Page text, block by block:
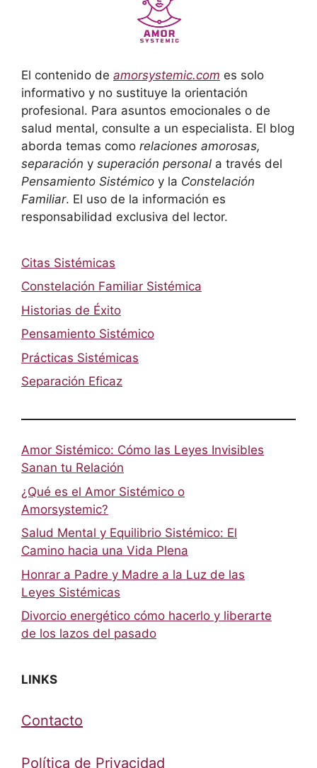
El contenido de amorsystemic.com es solo
informativo y no sustituye la orientación
profesional. Para asuntos emocionales o de
salud mental, consulte a un especialista. El blog
aborda temas como relaciones amorosas,
separación y superación personal a través del
Pensamiento Sistémico y la Constelación
Familiar. El uso de la información es
responsabilidad exclusiva del lector.
Citas Sistémicas
Constelación Familiar Sistémica
Historias de Éxito
Pensamiento Sistémico
Prácticas Sistémicas
Separación Eficaz
Amor Sistémico: Cómo las Leyes Invisibles
Sanan tu Relación
¿Qué es el Amor Sistémico o
Amorsystemic?
Salud Mental y Equilibrio Sistémico: El
Camino hacia una Vida Plena
Honrar a Padre y Madre a la Luz de las
Leyes Sistémicas
Divorcio energético cómo hacerlo y liberarte
de los lazos del pasado
LINKS
Contacto
Política de Privacidad